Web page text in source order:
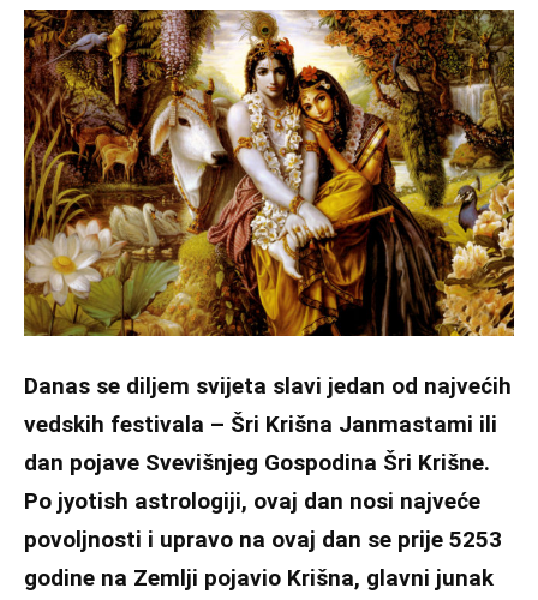
Danas se diljem svijeta slavi jedan od najvećih
vedskih festivala – Šri Krišna Janmastami ili
dan pojave Svevišnjeg Gospodina Šri Krišne.
Po jyotish astrologiji, ovaj dan nosi najveće
povoljnosti i upravo na ovaj dan se prije 5253
godine na Zemlji pojavio Krišna, glavni junak